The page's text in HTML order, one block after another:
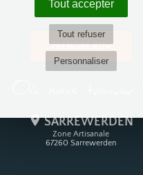
Tout accepter
Tout refuser
Personnaliser
PRENDRE RDV
SARREWERDEN
Zone Artisanale
67260 Sarrewerden